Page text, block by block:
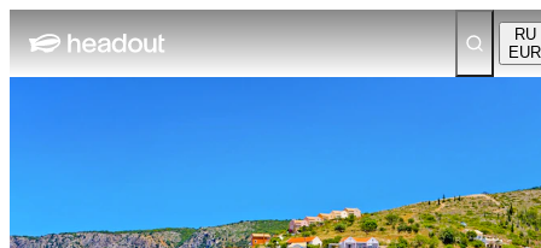
RU
EUR